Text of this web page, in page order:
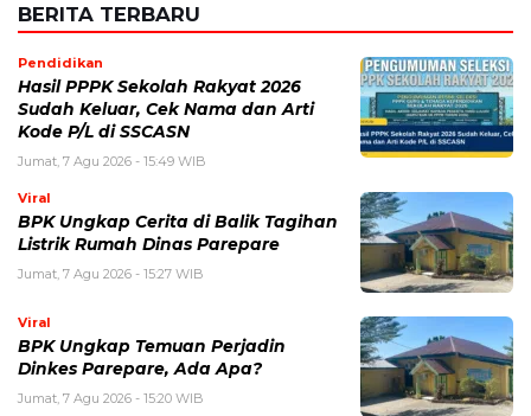
BERITA TERBARU
Pendidikan
Hasil PPPK Sekolah Rakyat 2026
Sudah Keluar, Cek Nama dan Arti
Kode P/L di SSCASN
Jumat, 7 Agu 2026 - 15:49 WIB
Viral
BPK Ungkap Cerita di Balik Tagihan
Listrik Rumah Dinas Parepare
Jumat, 7 Agu 2026 - 15:27 WIB
Viral
BPK Ungkap Temuan Perjadin
Dinkes Parepare, Ada Apa?
Jumat, 7 Agu 2026 - 15:20 WIB